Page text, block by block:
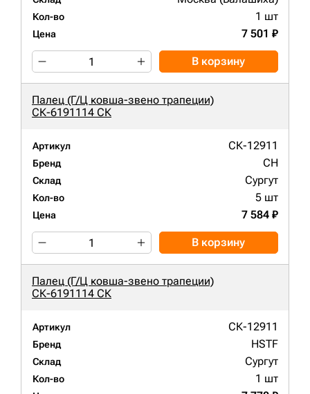
Кол-во 1 шт
Цена 7 501 ₽
В корзину
Палец (Г/Ц ковша-звено трапеции)
СК-6191114 СК
Артикул СК-12911
Бренд CH
Склад Сургут
Кол-во 5 шт
Цена 7 584 ₽
В корзину
Палец (Г/Ц ковша-звено трапеции)
СК-6191114 СК
Артикул СК-12911
Бренд HSTF
Склад Сургут
Кол-во 1 шт